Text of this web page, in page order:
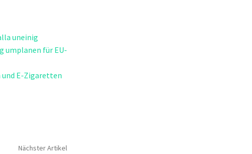
uneinig
umplanen für EU-
und E-Zigaretten
Nächster Artikel